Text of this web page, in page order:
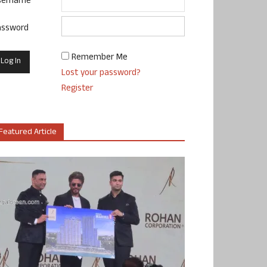
Remember Me
Lost your password?
Register
Article